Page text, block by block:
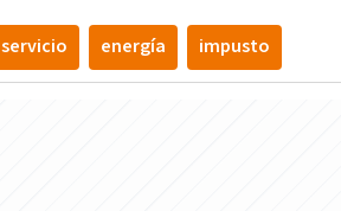
servicio energía impusto